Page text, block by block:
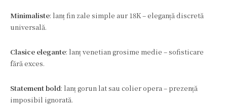
Minimaliste: lanț fin zale simple aur 18K – eleganță discretă
universală.
Clasice elegante: lanț venetian grosime medie – sofisticare
fără exces.
Statement bold: lanț gorun lat sau colier opera – prezență
imposibil ignorată.